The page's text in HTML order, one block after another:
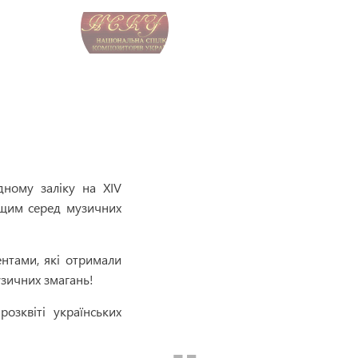
заліку на XIV
серед музичних
які отримали
змагань!
українських